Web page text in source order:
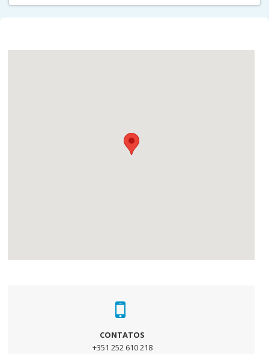
CONTATOS
+351 252 610 218